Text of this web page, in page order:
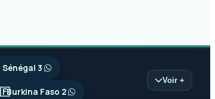
Sénégal 3
Burkina Faso 2
Voir +